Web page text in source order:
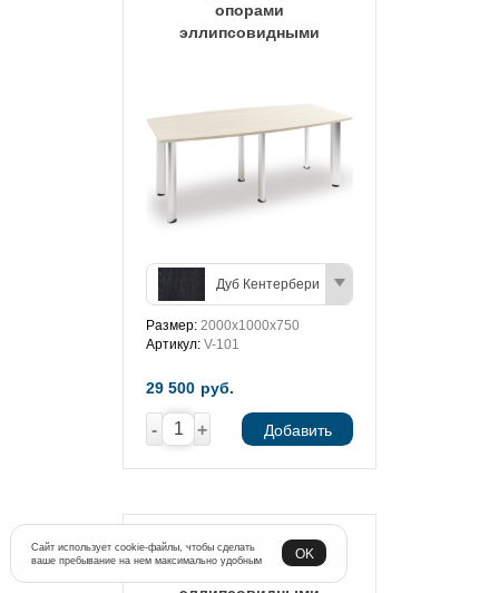
опорами
эллипсовидными
Дуб Кентербери
Размер: 2000х1000х750
Артикул: V-101
29 500 руб.
- + Добавить
Стол для заседаний с
опорами
Сайт использует cookie-файлы, чтобы сделать
ваше пребывание на нем максимально удобным
OK